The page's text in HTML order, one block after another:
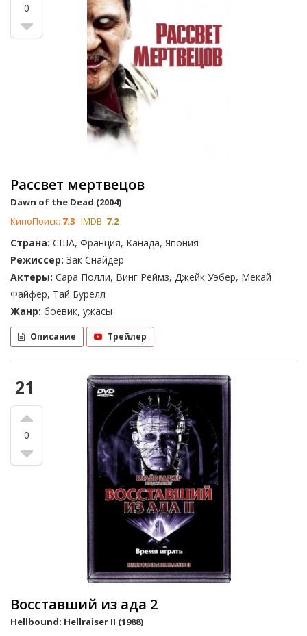
0
Рассвет мертвецов
Dawn of the Dead (2004)
КиноПоиск: 7.3 IMDB: 7.2
Страна: США, Франция, Канада, Япония
Режиссер: Зак Снайдер
Актеры: Сара Полли, Винг Реймз, Джейк Уэбер, Мекай
Файфер, Тай Бурелл
Жанр: боевик, ужасы
Описание Трейлер
21
0
Восставший из ада 2
Hellbound: Hellraiser II (1988)